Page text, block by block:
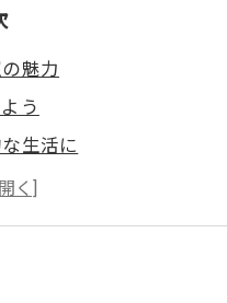
魅力
う
生活に
室
門トレーナーによる指